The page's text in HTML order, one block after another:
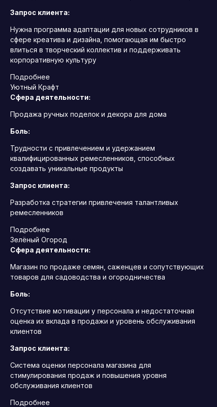
Запрос клиента:
Нужна программа адаптации для новых сотрудников в
сфере креатива и дизайна, помогающая им быстро
влиться в творческий коллектив и поддерживать
корпоративную культуру
Подробнее
Уютный Крафт
Сфера деятельности:
Продажа ручных поделок и декора для дома
Боль:
Трудности с привлечением и удержанием
квалифицированных ремесленников, способных
создавать уникальные продукты
Запрос клиента:
Разработка стратегии привлечения талантливых
ремесленников
Подробнее
Зелёный Огород
Сфера деятельности:
Магазин по продаже семян, саженцев и сопутствующих
товаров для садоводства и огородничества
Боль:
Отсутствие мотивации у персонала и недостаточная
оценка их вклада в продажи и уровень обслуживания
клиентов
Запрос клиента:
Система оценки персонала магазина для
стимулирования продаж и повышения уровня
обслуживания клиентов
Подробнее